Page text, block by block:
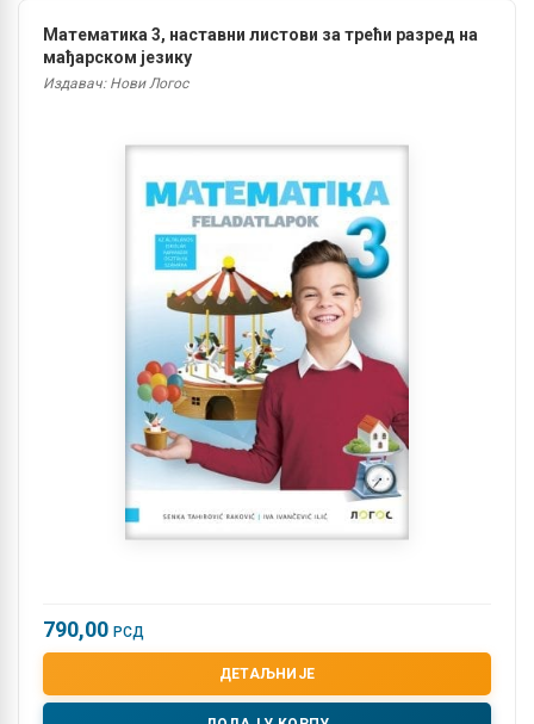
Математика 3, наставни листови за трећи разред на
мађарском језику
Издавач: Нови Логос
790,00 РСД
ДЕТАЉНИЈЕ